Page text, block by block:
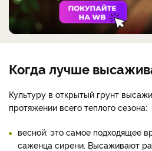
Когда лучше
Культуру в открытый грунт
протяжении всего теплого сезона:
весной: это самое подходящее
саженца сирени. Высаживают